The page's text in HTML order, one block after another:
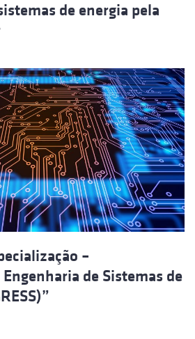
de energia pela
–
de Sistemas de